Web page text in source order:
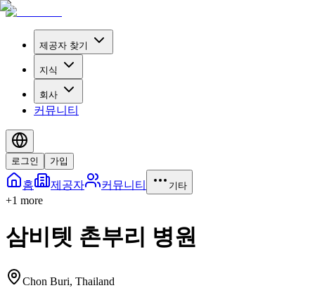
제공자 찾기
지식
회사
커뮤니티
로그인 가입
홈 제공자 커뮤니티 기타
+1 more
삼비텟 촌부리 병원
Chon Buri, Thailand